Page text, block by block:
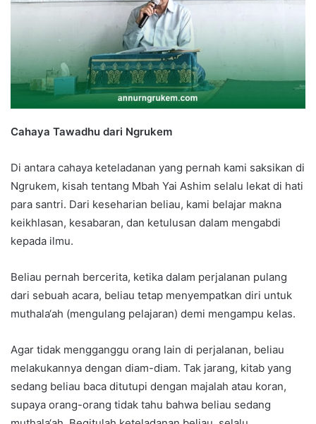
Cahaya Tawadhu dari Ngrukem
Di antara cahaya keteladanan yang pernah kami saksikan di
Ngrukem, kisah tentang Mbah Yai Ashim selalu lekat di hati
para santri. Dari keseharian beliau, kami belajar makna
keikhlasan, kesabaran, dan ketulusan dalam mengabdi
kepada ilmu.
Beliau pernah bercerita, ketika dalam perjalanan pulang
dari sebuah acara, beliau tetap menyempatkan diri untuk
muthala‘ah (mengulang pelajaran) demi mengampu kelas.
Agar tidak mengganggu orang lain di perjalanan, beliau
melakukannya dengan diam-diam. Tak jarang, kitab yang
sedang beliau baca ditutupi dengan majalah atau koran,
supaya orang-orang tidak tahu bahwa beliau sedang